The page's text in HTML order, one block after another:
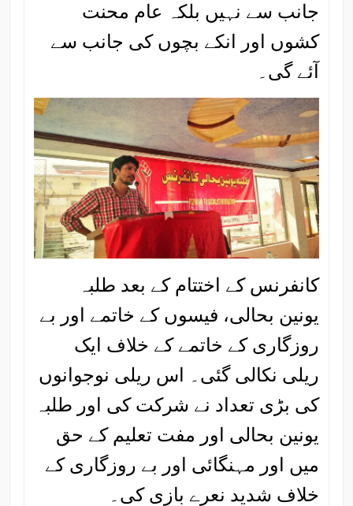
جانب سے نہیں بلکہ عام محنت
کشوں اور انکے بچوں کی جانب سے
آئے گی۔
کانفرنس کے اختتام کے بعد طلبہ
یونین بحالی، فیسوں کے خاتمے اور بے
روزگاری کے خاتمے کے خلاف ایک
ریلی نکالی گئی۔ اس ریلی نوجوانوں
کی بڑی تعداد نے شرکت کی اور طلبہ
یونین بحالی اور مفت تعلیم کے حق
میں اور مہنگائی اور بے روزگاری کے
خلاف شدید نعرے بازی کی۔